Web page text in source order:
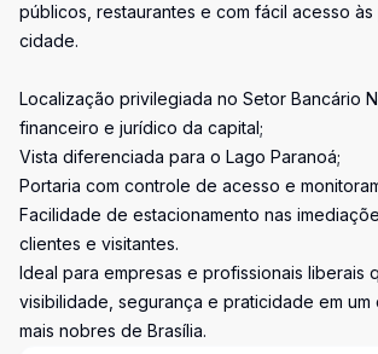
públicos, restaurantes e com fácil acesso
cidade.
Localização privilegiada no Setor Bancário
financeiro e jurídico da capital;
Vista diferenciada para o Lago Paranoá;
Portaria com controle de acesso e
Facilidade de estacionamento nas
clientes e visitantes.
Ideal para empresas e profissionais liberais
visibilidade, segurança e praticidade em
mais nobres de Brasília.